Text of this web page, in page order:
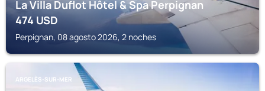
La Villa Duflot Hôtel & Spa Perpignan
474USD
Perpignan, 08 agosto 2026, 2 noches
ARGELÈS-SUR-MER